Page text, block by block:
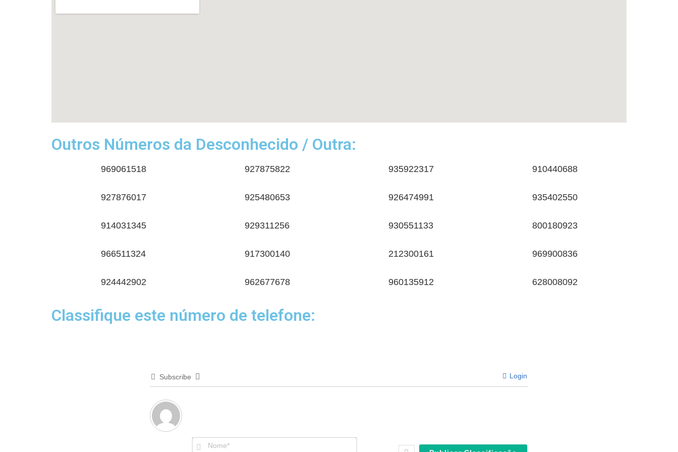
Outros Números da Desconhecido / Outra:
969061518 927875822 935922317 910440688
927876017 925480653 926474991 935402550
914031345 929311256 930551133 800180923
966511324 917300140 212300161 969900836
924442902 962677678 960135912 628008092
Classifique este número de telefone:
Subscribe Login
N